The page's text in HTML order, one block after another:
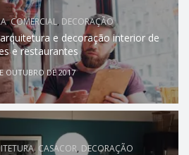
,COMERCIAL, DECORAÇÃO
e decoração interior de
e restaurantes
OUTUBRO DE 2017
, CASACOR, DECORAÇÃO